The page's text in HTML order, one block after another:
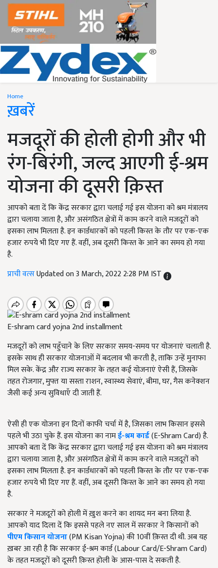
Home
ख़बरें
मजदूरों की होली होगी और भी
रंग-बिरंगी, जल्द आएगी ई-श्रम
योजना की दूसरी क़िस्त
आपको बता दें कि केंद्र सरकार द्वारा चलाई गई इस योजना को श्रम मंत्रालय
द्वारा चलाया जाता है, और असंगठित क्षेत्रों में काम करने वाले मजदूरों को
इसका लाभ मिलता है. इन कार्डधारकों को पहली किस्त के तौर पर एक-एक
हजार रुपये भी दिए गए हैं. वहीं, अब दूसरी किस्त के आने का समय हो गया
है.
प्राची वत्सUpdated on 3 March, 2022 2:28 PM IST
E-shram card yojna 2nd installment
मजदूरों को लाभ पहुँचाने के लिए सरकार समय-समय पर योजनाएं चलाती है.
इसके साथ ही सरकार योजनाओं में बदलाव भी करती है, ताकि उन्हें मुनाफा
मिल सके. केंद्र और राज्य सरकार के तहत कई योजनाएं ऐसी हैं, जिसके
तहत रोजगार, मुफ्त या सस्ता राशन, स्वास्थ्य सेवाएं, बीमा, घर, गैस कनेक्शन
जैसी कई अन्य सुविधाएँ दी जाती हैं.
ऐसी ही एक योजना इन दिनों काफी चर्चा में है, जिसका लाभ किसान इससे
पहले भी उठा चुके हैं. इस योजना का नामई-श्रम कार्ड(E-Shram Card) है.
आपको बता दें कि केंद्र सरकार द्वारा चलाई गई इस योजना को श्रम मंत्रालय
द्वारा चलाया जाता है, और असंगठित क्षेत्रों में काम करने वाले मजदूरों को
इसका लाभ मिलता है. इन कार्डधारकों को पहली किस्त के तौर पर एक-एक
हजार रुपये भी दिए गए हैं. वहीं, अब दूसरी किस्त के आने का समय हो गया
है.
सरकार ने मजदूरों को होली में ख़ुश करने का शायद मन बना लिया है.
आपको याद दिला दें कि इससे पहले नए साल में सरकार ने किसानों को
पीएम किसान योजना(PM Kisan Yojna) की 10वीं क़िस्त दी थी. अब यह
ख़बर आ रही है कि सरकार ई-श्रम कार्ड (Labour Card/E-Shram Card)
के तहत मजदूरों को दूसरी क़िस्त होली के आस-पास दे सकती है.